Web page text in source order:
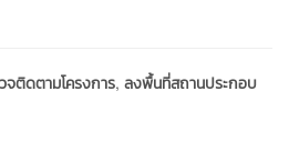
จติดตามโครงการ, ลงพื้นที่สถานประกอบ